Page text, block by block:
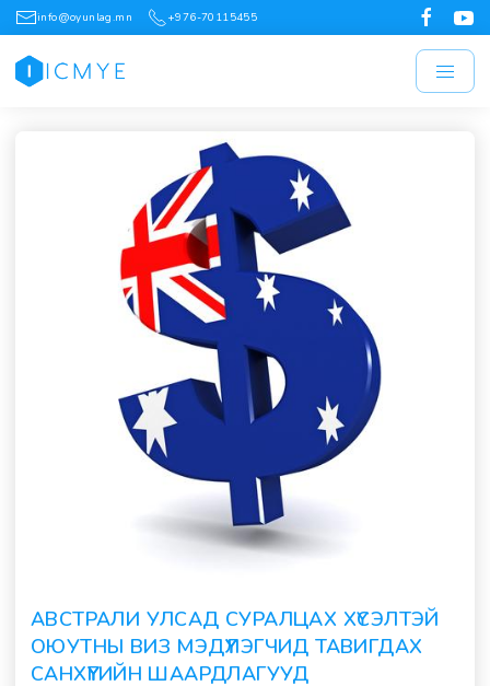
info@oyunlag.mn +976-70115455
АВСТРАЛИ УЛСАД СУРАЛЦАХ ХҮСЭЛТЭЙ
ОЮУТНЫ ВИЗ МЭДҮҮЛЭГЧИД ТАВИГДАХ
САНХҮҮГИЙН ШААРДЛАГУУД